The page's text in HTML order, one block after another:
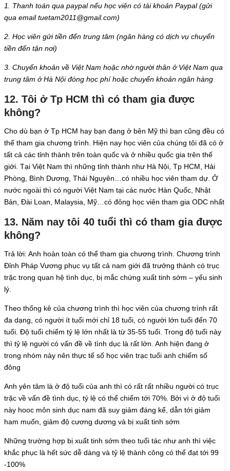
1. Thanh toán qua paypal nếu học viên có tài khoản Paypal (gửi
qua email tuetam2011@gmail.com)
2. Học viên gửi tiền đến trung tâm (ngân hàng có dịch vụ chuyển
tiền đến tận nơi)
3. Chuyển khoản về Việt Nam hoặc nhờ người thân ở Việt Nam qua
trung tâm ở Hà Nội đóng học phí hoặc chuyển khoản ngân hàng
12. Tôi ở Tp HCM thì có tham gia được
không?
Cho dù bạn ở Tp HCM hay bạn đang ở bên Mỹ thì bạn cũng đều có
thể tham gia chương trình. Hiện nay học viên của chúng tôi đã có ở
tất cả các tỉnh thành trên toàn quốc và ở nhiều quốc gia trên thế
giới. Tại Việt Nam thì những tỉnh thành như Hà Nội, Tp HCM, Hải
Phòng, Bình Dương, Thái Nguyên…có nhiều học viên tham dự. Ở
nước ngoài thì có người Việt Nam tại các nước Hàn Quốc, Nhật
Bản, Đài Loan, Malaysia, Mỹ…có đông học viên tham gia ODC nhất
13. Năm nay tôi 40 tuổi thì có tham gia được
không?
Trả lời: Anh hoàn toàn có thể tham gia chương trình. Chương trình
Đỉnh Pháp Vương phục vụ tất cả nam giới đã trưởng thành có trục
trặc trong quan hệ tình dục, bị mắc chứng xuất tinh sớm – yếu sinh
lý.
Theo thống kê của chương trình thì học viên của chương trình rất
đa dạng, có người ít tuổi mới chỉ 18 tuổi, có người lớn tuổi đến 70
tuổi. Độ tuổi chiếm tỷ lệ lớn nhất là từ 35-55 tuổi. Trong độ tuổi này
thì tỷ lệ người có vấn đề về tình dục là rất lớn. Anh hiện đang ở
trong nhóm này nên thực tế số học viên trạc tuổi anh chiếm số
đông
Anh yên tâm là ở độ tuổi của anh thì có rất rất nhiều người có trục
trặc về vấn đề tình dục, tỷ lệ có thể chiếm tới 70%. Bởi vì ở độ tuổi
này hooc môn sinh dục nam đã suy giảm đáng kể, dẫn tới giảm
ham muốn, giảm độ cương dương và bị xuất tinh sớm
Những trường hợp bị xuất tinh sớm theo tuổi tác như anh thì việc
khắc phục là hết sức dễ dàng và tỷ lệ thành công có thể đạt tới 99
-100%